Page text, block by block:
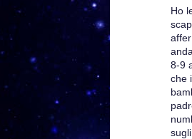
Ho
8-9
che